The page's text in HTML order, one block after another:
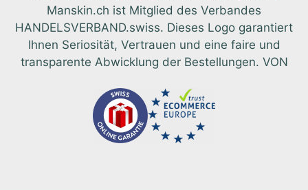
Manskin.ch ist Mitglied des Verbandes
HANDELSVERBAND.swiss. Dieses Logo garantiert
Ihnen Seriosität, Vertrauen und eine faire und
transparente Abwicklung der Bestellungen. VON